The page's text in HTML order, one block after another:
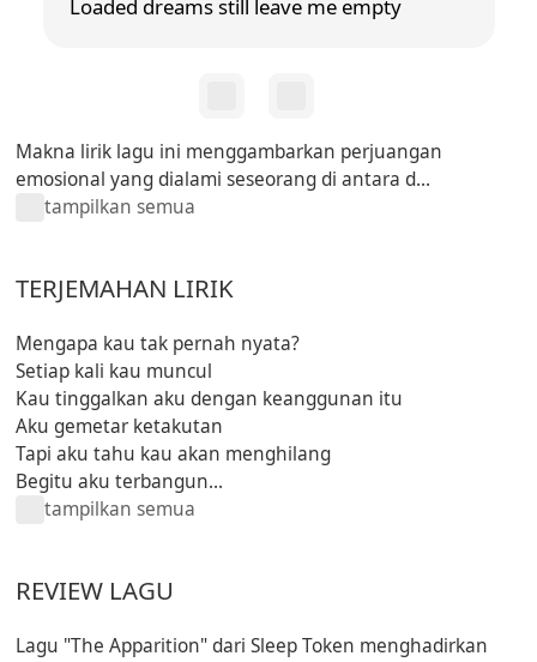
Loaded dreams still leave me empty
Makna lirik lagu ini menggambarkan perjuangan
emosional yang dialami seseorang di antara d...
tampilkan semua
TERJEMAHAN LIRIK
Mengapa kau tak pernah nyata?
Setiap kali kau muncul
Kau tinggalkan aku dengan keanggunan itu
Aku gemetar ketakutan
Tapi aku tahu kau akan menghilang
Begitu aku terbangun...
tampilkan semua
REVIEW LAGU
Lagu "The Apparition" dari Sleep Token menghadirkan